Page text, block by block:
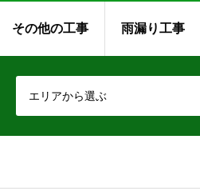
その他の工事 雨漏り工事
エリアから選ぶ